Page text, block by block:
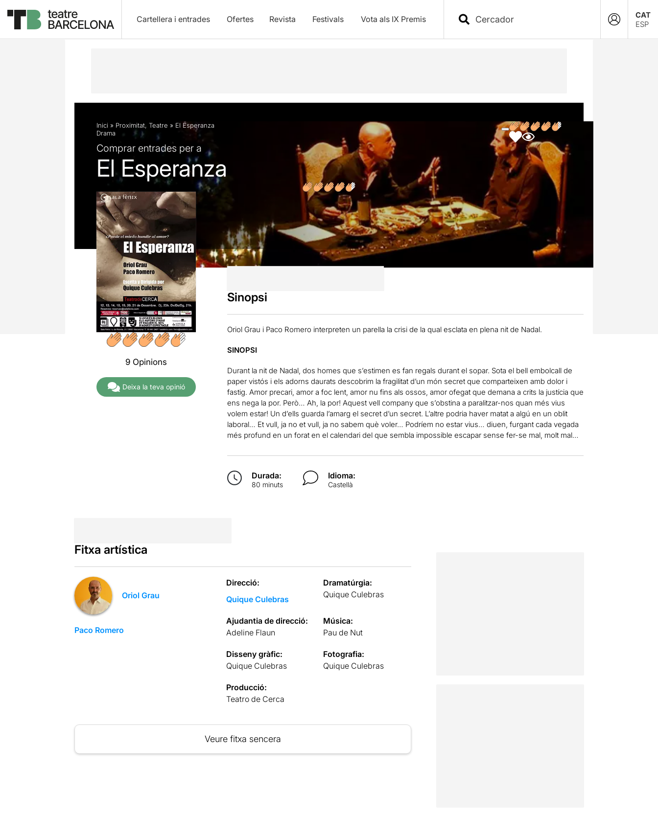
Cartellera i entrades Ofertes Revista Festivals Vota als IX Premis
CAT
ESP
Descripció Fitxa artística Fotos i vídeos Opinions
Inici » Proximitat, Teatre » El Esperanza
Drama
Comprar entrades per a
El Esperanza
9 Opinions
Deixa la teva opinió
Sinopsi
Oriol Grau i Paco Romero interpreten un parella la crisi de la qual esclata en plena nit de Nadal.
SINOPSI
Durant la nit de Nadal, dos homes que s’estimen es fan regals durant el sopar. Sota el bell embolcall de
paper vistós i els adorns daurats descobrim la fragilitat d’un món secret que comparteixen amb dolor i
fastig. Amor precari, amor a foc lent, amor nu fins als ossos, amor ofegat que demana a crits la justícia que
ens nega la por. Però… Ah, la por! Aquest vell company que s’obstina a paralitzar-nos quan més vius
volem estar! Un d’ells guarda l’amarg el secret d’un secret. L’altre podria haver matat a algú en un oblit
laboral… Et vull, ja no et vull, ja no sabem què voler… Podríem no estar vius… diuen, furgant cada vegada
més profund en un forat en el calendari del que sembla impossible escapar sense fer-se mal, molt mal…
Durada:
80 minuts
Idioma:
Castellà
Fitxa artística
Oriol Grau
Paco Romero
Direcció:
Quique Culebras
Dramatúrgia:
Quique Culebras
Ajudantia de direcció:
Adeline Flaun
Música:
Pau de Nut
Disseny gràfic:
Quique Culebras
Fotografia:
Quique Culebras
Producció:
Teatro de Cerca
Veure fitxa sencera